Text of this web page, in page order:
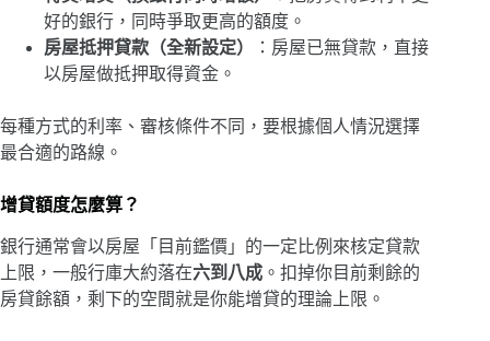
好的銀行，同時爭取更高的額度。
房屋抵押貸款（全新設定）
：房屋已無貸款，直接
以房屋做抵押取得資金。
每種方式的利率、審核條件不同，要根據個人情況選擇
最合適的路線。
增貸額度怎麼算？
銀行通常會以房屋「目前鑑價」的一定比例來核定貸款
上限，一般行庫大約落在六到八成 。扣掉你目前剩餘的
房貸餘額，剩下的空間就是你能增貸的理論上限。